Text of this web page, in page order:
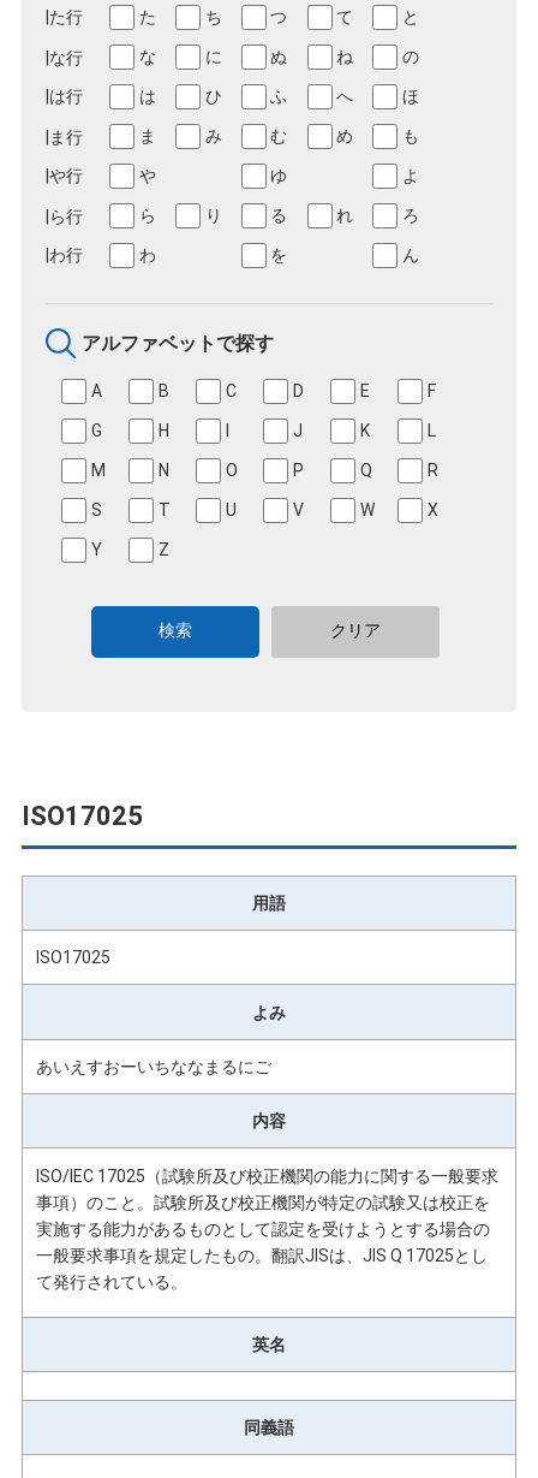
た ち つ て と
な に ぬ ね の
は ひ ふ へ ほ
ま み む め も
や ゆ よ
ら り る れ ろ
わ を ん
アルファベットで探す
A B C D E F
G H I J K L
M N O P Q R
S T U V W X
Y Z
ISO17025
用語
ISO17025
よみ
あいえすおーいちななまるにご
内容
ISO/IEC 17025（試験所及び校正機関の能力に関する一般要求
事項）のこと。試験所及び校正機関が特定の試験又は校正を
実施する能力があるものとして認定を受けようとする場合の
一般要求事項を規定したもの。翻訳JISは、JIS Q 17025とし
て発行されている。
英名
同義語